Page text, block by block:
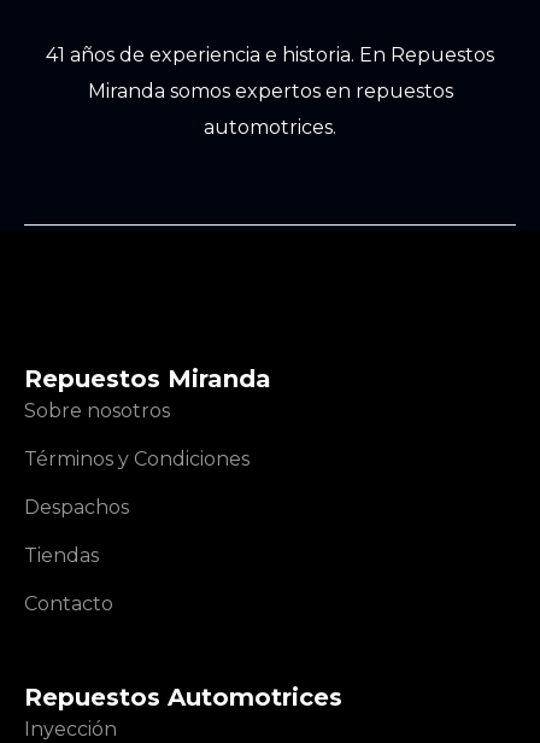
41 años de experiencia e historia. En Repuestos
Miranda somos expertos en repuestos
automotrices.
Repuestos Miranda
Sobre nosotros
Términos y Condiciones
Despachos
Tiendas
Contacto
Repuestos Automotrices
Inyección